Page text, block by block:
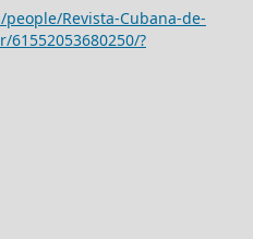
Revista-Cubana-de-
61552053680250/?